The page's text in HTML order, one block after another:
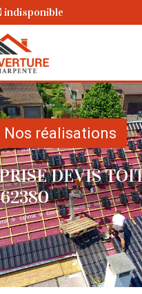
indisponible
Nos réalisations
DEVIS